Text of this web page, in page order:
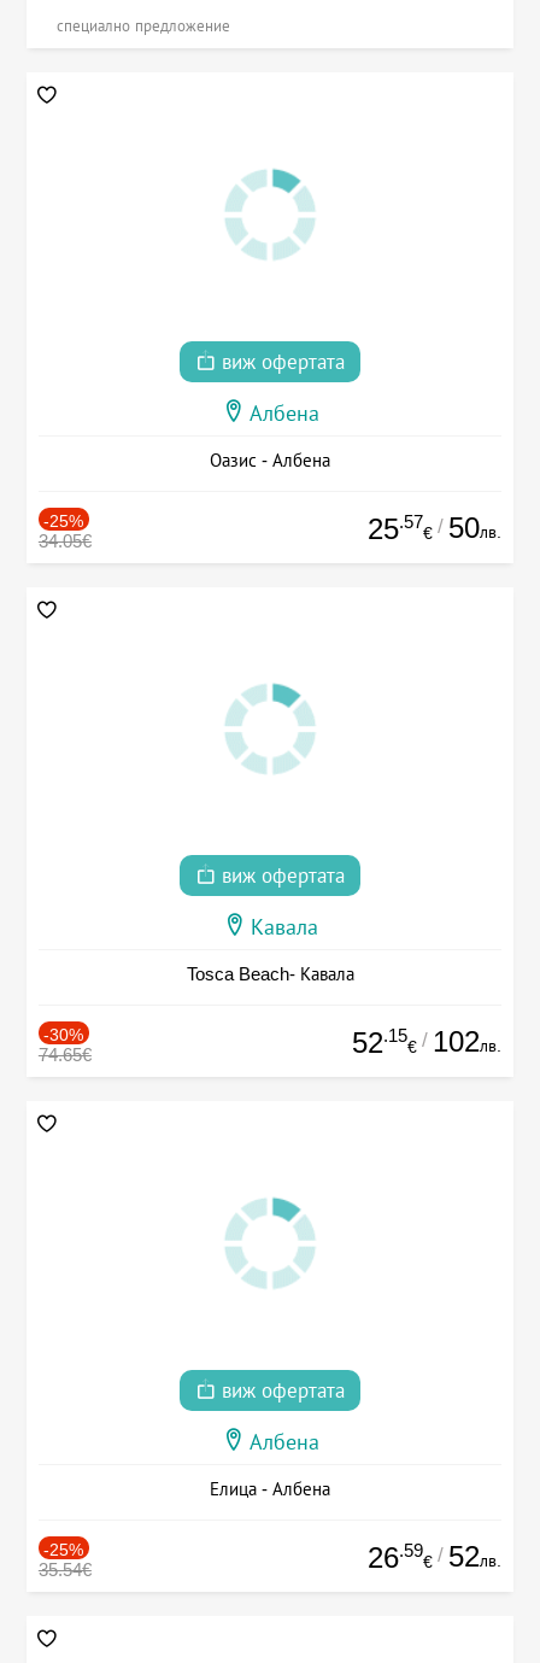
специално предложение
виж офертата
Албена
Оазис - Албена
-25%
34.05€ 25.57
€ / 50лв.
виж офертата
Кавала
Tosca Beach- Кавала
-30%
74.65€ 52.15
€ / 102лв.
виж офертата
Албена
Елица - Албена
-25%
35.54€ 26.59
€ / 52лв.